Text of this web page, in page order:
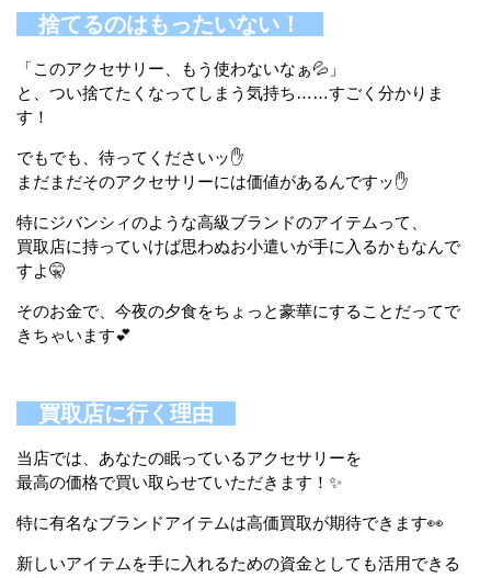
捨てるのはもったいない！
「このアクセサリー、もう使わないなぁ💦」
と、つい捨てたくなってしまう気持ち……すごく分かりま
す！
でもでも、待ってくださいッ✋
まだまだそのアクセサリーには価値があるんですッ✋
特にジバンシィのような高級ブランドのアイテムって、
買取店に持っていけば思わぬお小遣いが手に入るかもなんで
すよ🤫
そのお金で、今夜の夕食をちょっと豪華にすることだってで
きちゃいます💕
買取店に行く理由
当店では、あなたの眠っているアクセサリーを
最高の価格で買い取らせていただきます！✨
特に有名なブランドアイテムは高価買取が期待できます👀
新しいアイテムを手に入れるための資金としても活用できる